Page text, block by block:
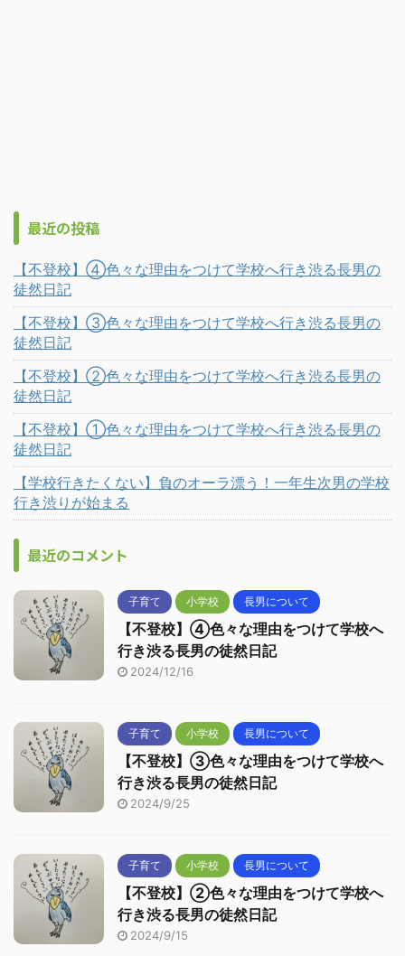
最近の投稿
【不登校】④色々な理由をつけて学校へ行き渋る長男の
徒然日記
【不登校】③色々な理由をつけて学校へ行き渋る長男の
徒然日記
【不登校】②色々な理由をつけて学校へ行き渋る長男の
徒然日記
【不登校】①色々な理由をつけて学校へ行き渋る長男の
徒然日記
【学校行きたくない】負のオーラ漂う！一年生次男の学校
行き渋りが始まる
最近のコメント
子育て 小学校 長男について
【不登校】④色々な理由をつけて学校へ
行き渋る長男の徒然日記
2024/12/16
子育て 小学校 長男について
【不登校】③色々な理由をつけて学校へ
行き渋る長男の徒然日記
2024/9/25
子育て 小学校 長男について
【不登校】②色々な理由をつけて学校へ
行き渋る長男の徒然日記
2024/9/15